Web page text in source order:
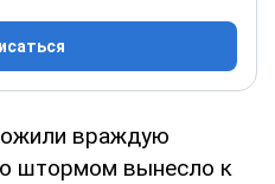
враждую
штормом вынесло к